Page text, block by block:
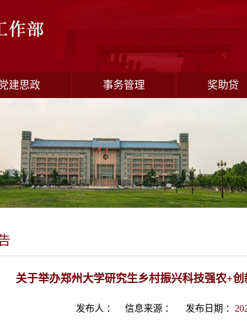
建思政 事务管理 奖助贷
关于举办郑州大学研究生乡村振兴科技强农+
发布人 ： 信息来源 ： 发布日期 ：